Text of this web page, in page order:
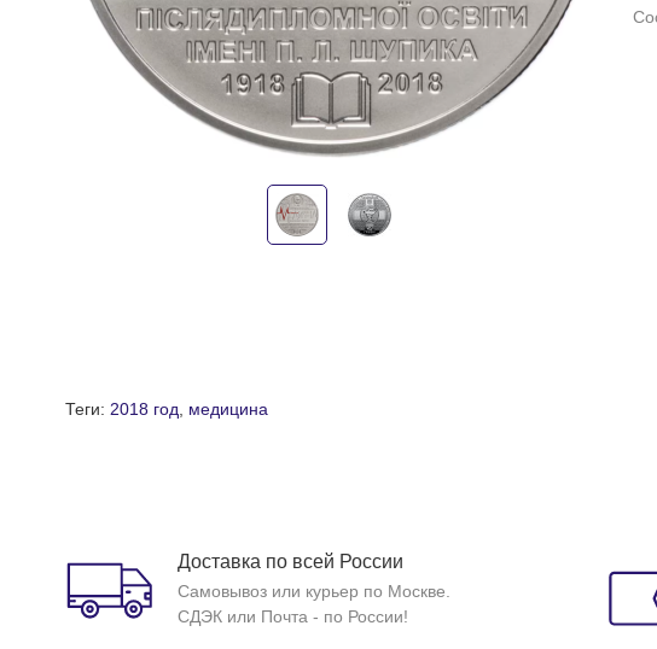
Теги: 2018 год медицина
Доставка по всей России
Самовывоз или курьер по Москве.
СДЭК или Почта - по России!